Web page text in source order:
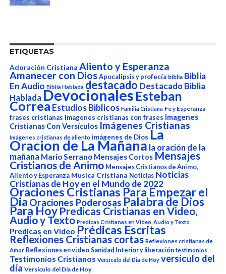
ETIQUETAS
Adoración Cristiana Aliento y Esperanza
Amanecer con Dios Apocalipsis y profecía biblia Biblia
En Audio Biblia Hablada destacado Destacado Biblia
HabladaDevocionalesEsteban
Correa Estudios Biblicos Familia Cristiana Fe y Esperanza
frases cristianas Imagenes cristianas con frases Imagenes
Cristianas Con Versículos Imágenes Cristianas
Imágenes cristianas de aliento imágenes de Dios La
Oracion de La Mañana la oración de la
mañana Mario Serrano Mensajes Cortos Mensajes
Cristianos de Animo Mensajes Cristianos de Animo,
Aliento y Esperanza Musica Cristiana Noticias Noticias
Cristianas de Hoy en el Mundo de 2022
Oraciones Cristianas Para Empezar el
DiaOraciones Poderosas Palabra de Dios
Para Hoy Predicas Cristianas en Video,
Audio y Texto Predicas Cristianas en Video, Audio y Texto
Predicas en Video Prédicas Escritas
Reflexiones Cristianas cortas Reflexiones cristianas de
Amor Reflexiones en video Sanidad Interior y liberación testimonios
Testimonios Cristianos Versículo del Dia de Hoy versículo del
día Versículo del Día de Hoy